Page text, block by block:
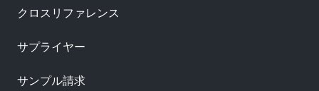
クロスリファレンス
サプライヤー
サンプル請求